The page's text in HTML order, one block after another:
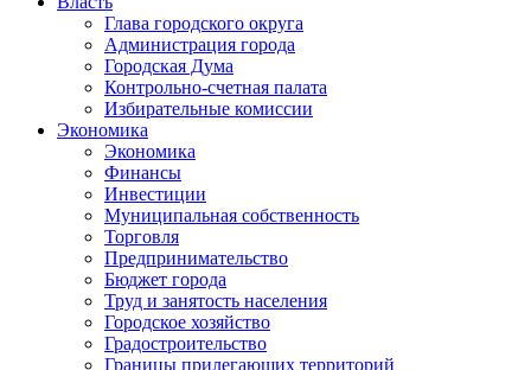
Глава городского округа
Администрация города
Городская Дума
Контрольно-счетная палата
Избирательные комиссии
Экономика
Экономика
Финансы
Инвестиции
Муниципальная собственность
Торговля
Предпринимательство
Бюджет города
Труд и занятость населения
Городское хозяйство
Градостроительство
Границы прилегающих территорий